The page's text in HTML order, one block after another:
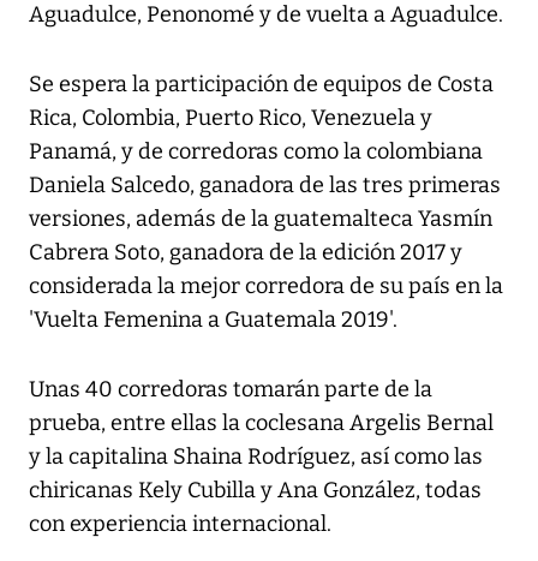
Aguadulce, Penonomé y de vuelta a Aguadulce.
Se espera la participación de equipos de Costa
Rica, Colombia, Puerto Rico, Venezuela y
Panamá, y de corredoras como la colombiana
Daniela Salcedo, ganadora de las tres primeras
versiones, además de la guatemalteca Yasmín
Cabrera Soto, ganadora de la edición 2017 y
considerada la mejor corredora de su país en la
'Vuelta Femenina a Guatemala 2019'.
Unas 40 corredoras tomarán parte de la
prueba, entre ellas la coclesana Argelis Bernal
y la capitalina Shaina Rodríguez, así como las
chiricanas Kely Cubilla y Ana González, todas
con experiencia internacional.